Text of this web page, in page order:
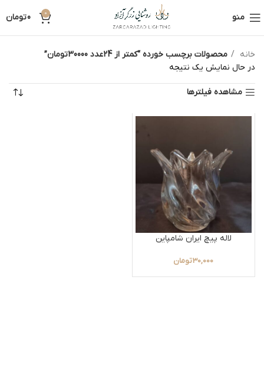
منو 0
0تومان
خانه
محصولات برچسب خورده “کمتر از 24عدد 30000تومان”
در حال نمایش یک نتیجه
مشاهده فیلترها
لاله پیچ ایران شامپاین
30,000تومان